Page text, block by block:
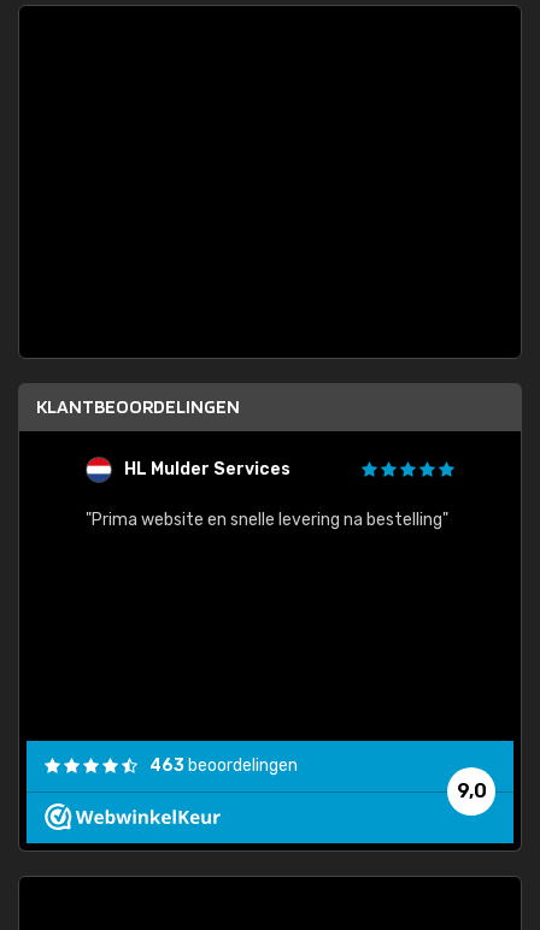
KLANTBEOORDELINGEN
HL Mulder Services
"Prima website en snelle levering na bestelling"
9,0
463 beoordelingen